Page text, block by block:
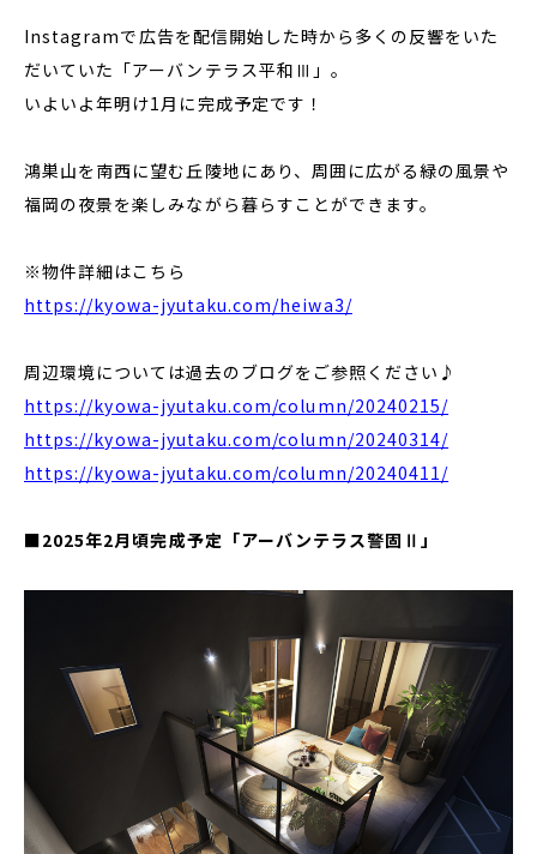
Instagramで広告を配信開始した時から多くの反響をいた
だいていた「アーバンテラス平和Ⅲ」。
いよいよ年明け1月に完成予定です！
鴻巣山を南西に望む丘陵地にあり、周囲に広がる緑の風景や
福岡の夜景を楽しみながら暮らすことができます。
※物件詳細はこちら
https://kyowa-jyutaku.com/heiwa3/
周辺環境については過去のブログをご参照ください♪
https://kyowa-jyutaku.com/column/20240215/
https://kyowa-jyutaku.com/column/20240314/
https://kyowa-jyutaku.com/column/20240411/
■2025年2月頃完成予定「アーバンテラス警固Ⅱ」